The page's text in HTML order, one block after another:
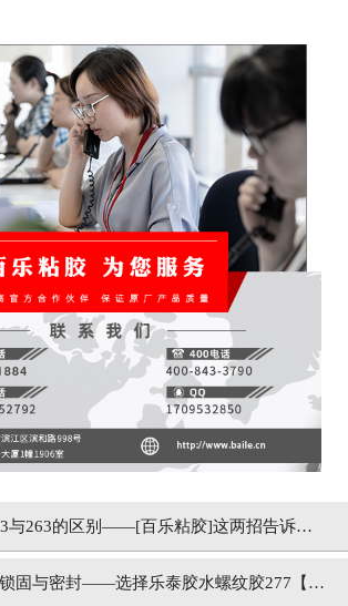
与263的区别——[百乐粘胶]这两招告诉你
固与密封——选择乐泰胶水螺纹胶277【百